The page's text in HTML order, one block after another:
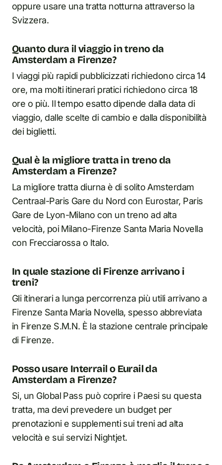
oppure usare una tratta notturna attraverso la
Svizzera.
Quanto dura il viaggio in treno da
Amsterdam a Firenze?
I viaggi più rapidi pubblicizzati richiedono circa 14
ore, ma molti itinerari pratici richiedono circa 18
ore o più. Il tempo esatto dipende dalla data di
viaggio, dalle scelte di cambio e dalla disponibilità
dei biglietti.
Qual è la migliore tratta in treno da
Amsterdam a Firenze?
La migliore tratta diurna è di solito Amsterdam
Centraal-Paris Gare du Nord con Eurostar, Paris
Gare de Lyon-Milano con un treno ad alta
velocità, poi Milano-Firenze Santa Maria Novella
con Frecciarossa o Italo.
In quale stazione di Firenze arrivano i
treni?
Gli itinerari a lunga percorrenza più utili arrivano a
Firenze Santa Maria Novella, spesso abbreviata
in Firenze S.M.N. È la stazione centrale principale
di Firenze.
Posso usare Interrail o Eurail da
Amsterdam a Firenze?
Si, un Global Pass può coprire i Paesi su questa
tratta, ma devi prevedere un budget per
prenotazioni e supplementi sui treni ad alta
velocità e sui servizi Nightjet.